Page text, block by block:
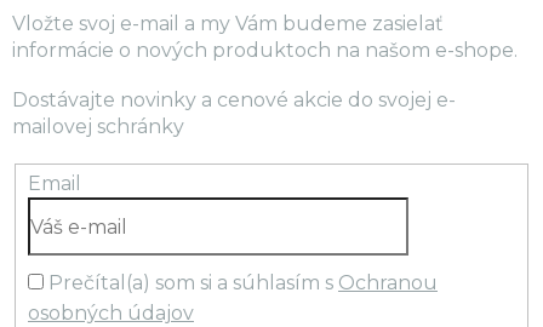
Vložte svoj e-mail a my Vám budeme zasielať
informácie o nových produktoch na našom e-shope.
Dostávajte novinky a cenové akcie do svojej e-
mailovej schránky
Email
Prečítal(a) som si a súhlasím s Ochranou
osobných údajov